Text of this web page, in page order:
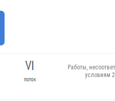
Работы,
условиям